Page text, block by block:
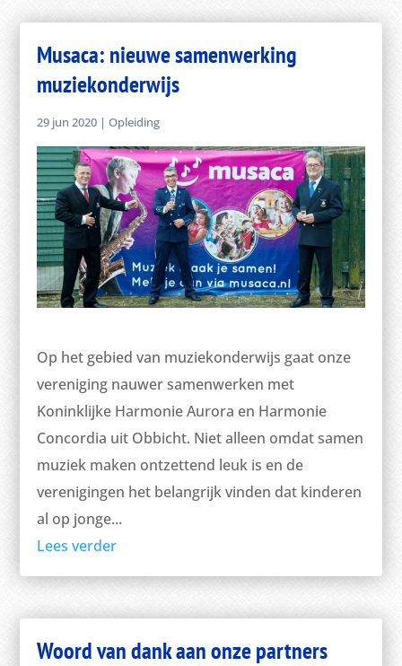
Musaca: nieuwe samenwerking
muziekonderwijs
29 jun 2020 |Opleiding
Op het gebied van muziekonderwijs gaat onze
vereniging nauwer samenwerken met
Koninklijke Harmonie Aurora en Harmonie
Concordia uit Obbicht. Niet alleen omdat samen
muziek maken ontzettend leuk is en de
verenigingen het belangrijk vinden dat kinderen
al op jonge...
Lees verder
Woord van dank aan onze partners